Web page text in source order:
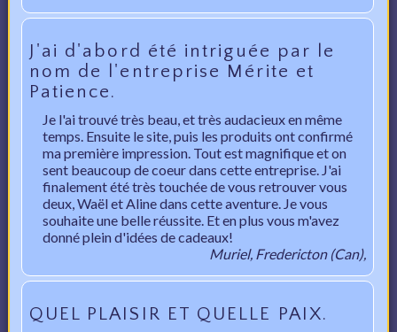
J'ai d'abord été intriguée par le
nom de l'entreprise Mérite et
Patience.
Je l'ai trouvé très beau, et très audacieux en même
temps. Ensuite le site, puis les produits ont confirmé
ma première impression. Tout est magnifique et on
sent beaucoup de coeur dans cette entreprise. J'ai
finalement été très touchée de vous retrouver vous
deux, Waël et Aline dans cette aventure. Je vous
souhaite une belle réussite. Et en plus vous m'avez
donné plein d'idées de cadeaux!
Muriel, Fredericton (Can),
QUEL PLAISIR ET QUELLE PAIX.